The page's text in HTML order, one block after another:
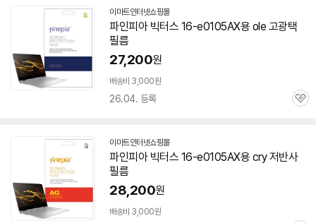
이마트인터넷쇼핑몰
파인피아 빅터스 16-e0105AX용 ole 고광택
필름
27,200원
배송비 3,000원
26.04. 등록
관
이마트인터넷쇼핑몰
파인피아 빅터스 16-e0105AX용 cry 저반사
필름
28,200원
배송비 3,000원